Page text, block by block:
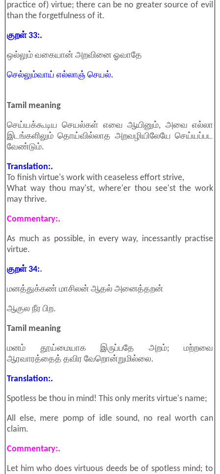
practice of) virtue; there can be no greater source of evil
than the forgetfulness of it.
குறள் 33:.
ஒல்லும் வகையான் அறவினை ஓவாதே
செல்லும்வாய் எல்லாஞ் செயல்.
Tamil meaning
செய்யக்கூடிய செயல்கள் எவை ஆயினும், அவை எல்லா
இடங்களிலும் தொய்வில்லாத அறவழியிலேயே செய்யப்பட
வேண்டும்.
Translation:.
To finish virtue's work with ceaseless effort strive,
What way thou may'st, where'er thou see'st the work
may thrive.
Commentary:.
As much as possible, in every way, incessantly practise
virtue.
குறள் 34:.
மனத்துக்கண் மாசிலன் ஆதல் அனைத்தறன்
ஆகுல நீர பிற.
Tamil meaning
மனம் தூய்மையாக இருப்பதே அறம்; மற்றவை
ஆரவாரத்தைத் தவிர வேறொன்றுமில்லை.
Translation:.
Spotless be thou in mind! This only merits virtue's name;
All else, mere pomp of idle sound, no real worth can
claim.
Commentary:.
Let him who does virtuous deeds be of spotless mind; to